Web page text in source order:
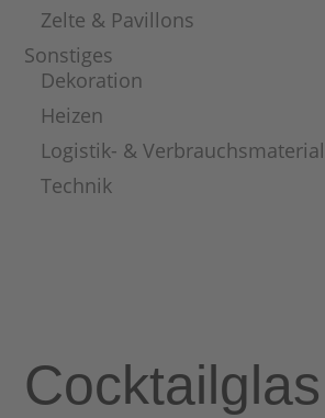
Zelte & Pavillons
Sonstiges
Dekoration
Heizen
Logistik- & Verbrauchsmaterial
Technik